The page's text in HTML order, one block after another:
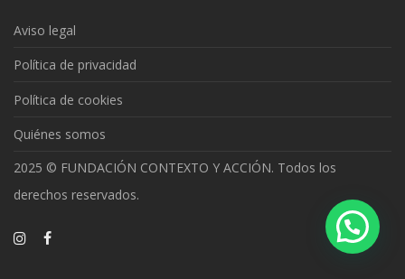
Aviso legal
Política de privacidad
Política de cookies
Quiénes somos
2025 © FUNDACIÓN CONTEXTO Y ACCIÓN. Todos los
derechos reservados.